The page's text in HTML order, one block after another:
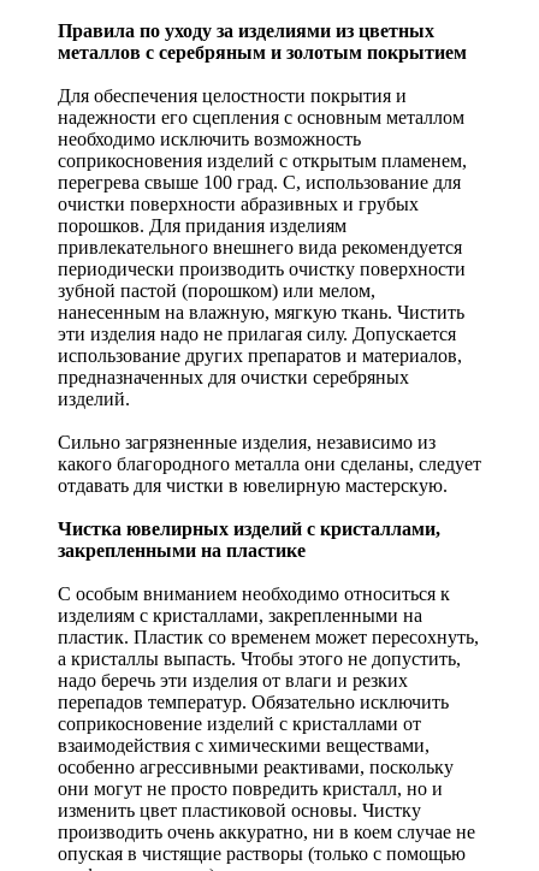
Правила по уходу за изделиями из цветных
металлов с серебряным и золотым покрытием
Для обеспечения целостности покрытия и
надежности его сцепления с основным металлом
необходимо исключить возможность
соприкосновения изделий с открытым пламенем,
перегрева свыше 100 град. С, использование для
очистки поверхности абразивных и грубых
порошков. Для придания изделиям
привлекательного внешнего вида рекомендуется
периодически производить очистку поверхности
зубной пастой (порошком) или мелом,
нанесенным на влажную, мягкую ткань. Чистить
эти изделия надо не прилагая силу. Допускается
использование других препаратов и материалов,
предназначенных для очистки серебряных
изделий.
Сильно загрязненные изделия, независимо из
какого благородного металла они сделаны, следует
отдавать для чистки в ювелирную мастерскую.
Чистка ювелирных изделий с кристаллами,
закрепленными на пластике
С особым вниманием необходимо относиться к
изделиям с кристаллами, закрепленными на
пластик. Пластик со временем может пересохнуть,
а кристаллы выпасть. Чтобы этого не допустить,
надо беречь эти изделия от влаги и резких
перепадов температур. Обязательно исключить
соприкосновение изделий с кристаллами от
взаимодействия с химическими веществами,
особенно агрессивными реактивами, поскольку
они могут не просто повредить кристалл, но и
изменить цвет пластиковой основы. Чистку
производить очень аккуратно, ни в коем случае не
опуская в чистящие растворы (только с помощью